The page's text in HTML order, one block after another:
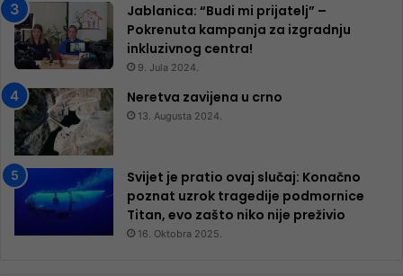
Jablanica: “Budi mi prijatelj” –
Pokrenuta kampanja za izgradnju
inkluzivnog centra!
9. Jula 2024.
Neretva zavijena u crno
13. Augusta 2024.
Svijet je pratio ovaj slučaj: Konačno
poznat uzrok tragedije podmornice
Titan, evo zašto niko nije preživio
16. Oktobra 2025.